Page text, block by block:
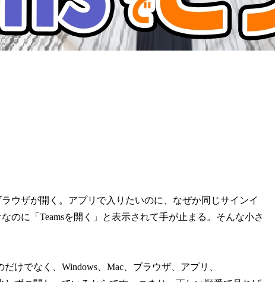
ウザが開く。アプリで入りたいのに、なぜか同じサインイ
のに「Teamsを開く」と表示されて手が止まる。そんな小さ
けでなく、Windows、Mac、ブラウザ、アプリ、